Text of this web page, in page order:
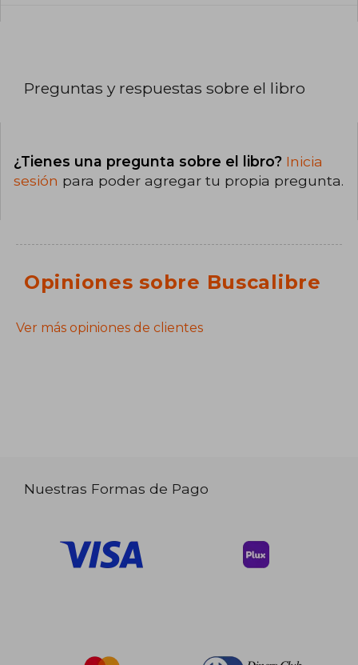
Preguntas y respuestas sobre el libro
¿Tienes una pregunta sobre el libro? Inicia
sesión para poder agregar tu propia pregunta.
Opiniones sobre Buscalibre
Ver más opiniones de clientes
Nuestras Formas de Pago